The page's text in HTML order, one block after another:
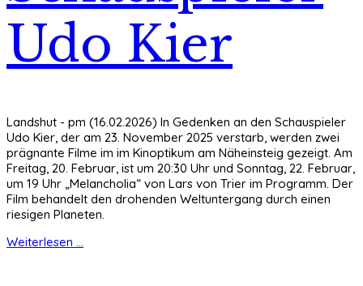
Udo Kier
Landshut - pm (16.02.2026) In Gedenken an den Schauspieler
Udo Kier, der am 23. November 2025 verstarb, werden zwei
prägnante Filme im im Kinoptikum am Näheinsteig gezeigt. Am
Freitag, 20. Februar, ist um 20:30 Uhr und Sonntag, 22. Februar,
um 19 Uhr „Melancholia“ von Lars von Trier im Programm. Der
Film behandelt den drohenden Weltuntergang durch einen
riesigen Planeten.
Weiterlesen ...